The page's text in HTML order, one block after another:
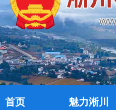
首页 魅力淅川